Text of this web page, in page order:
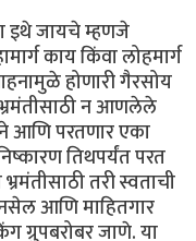
इथे जायचे म्हणजे
काय किंवा लोहमार्ग
होणारी गैरसोय
न आणलेले
आणि परतणार एका
तिथपर्यंत परत
तरी स्वताची
आणि माहितगार
ग्रुपबरोबर जाणे. या